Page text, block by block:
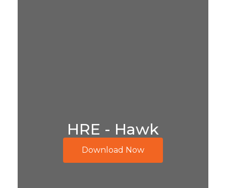
HRE - Hawk
Download Now